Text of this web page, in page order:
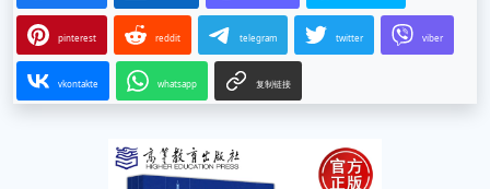
pinterest reddit telegram twitter viber
vkontakte whatsapp 复制链接